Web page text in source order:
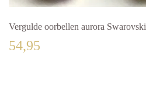
Vergulde oorbellen aurora Swarovski
54,95